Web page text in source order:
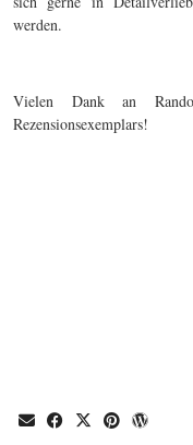
werden.
Vielen Dank an
Rezensionsexemplars!